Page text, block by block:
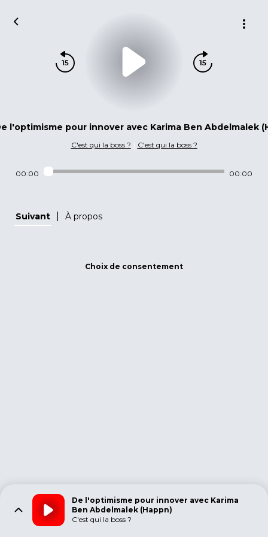
l'optimisme pour innover avec Karima Ben Abdelmalek
C'est qui la boss ? | C'est qui la boss ?
00:00 00:00
Suivant À propos
Choix de consentement
De l'optimisme pour innover avec Karima
Ben Abdelmalek (Happn)
C'est qui la boss ?